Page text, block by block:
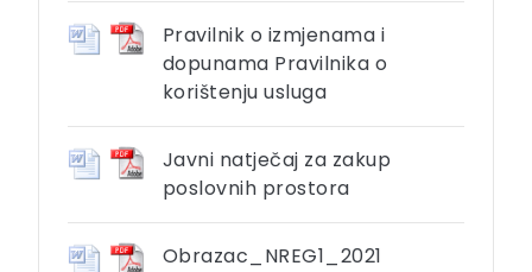
Pravilnik o izmjenama i
dopunama Pravilnika o
korištenju usluga
Javni natječaj za zakup
poslovnih prostora
Obrazac_NREG1_2021